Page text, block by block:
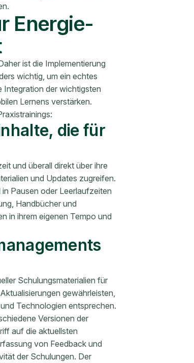
Energie-
ist die Implementierung
wichtig, um ein echtes
Integration der wichtigsten
Lernens verstärken.
die für
und überall direkt über ihre
und Updates zugreifen.
Pausen oder Leerlaufzeiten
Handbücher und
in ihrem eigenen Tempo und
Schulungsmaterialien für
gewährleisten,
Technologien entsprechen.
Versionen der
auf die aktuellsten
von Feedback und
der Schulungen. Der